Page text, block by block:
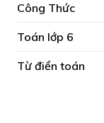
Công Thức
Toán lớp 6
Từ điển toán